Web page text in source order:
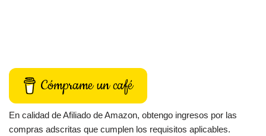
Cómprame un café
En calidad de Afiliado de Amazon, obtengo ingresos por las
compras adscritas que cumplen los requisitos aplicables.